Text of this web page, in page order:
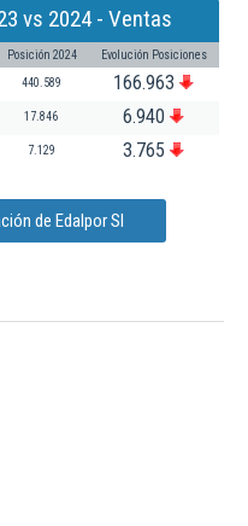
vs 2024 - Ventas
Posición 2024 Evolución Posiciones
440.589 166.963
17.846 6.940
7.129 3.765
de Edalpor Sl